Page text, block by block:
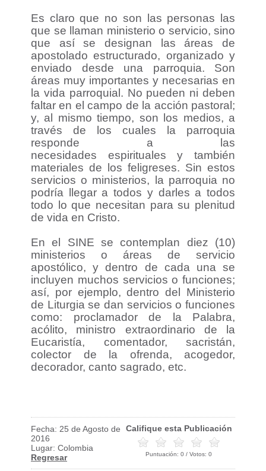
Es claro que no son las personas las
que se llaman ministerio o servicio, sino
que así se designan las áreas de
apostolado estructurado, organizado y
enviado desde una parroquia. Son
áreas muy importantes y necesarias en
la vida parroquial. No pueden ni deben
faltar en el campo de la acción pastoral;
y, al mismo tiempo, son los medios, a
través de los cuales la parroquia
responde a las
necesidades espirituales y también
materiales de los feligreses. Sin estos
servicios o ministerios, la parroquia no
podría llegar a todos y darles a todos
todo lo que necesitan para su plenitud
de vida en Cristo.
En el SINE se contemplan diez (10)
ministerios o áreas de servicio
apostólico, y dentro de cada una se
incluyen muchos servicios o funciones;
así, por ejemplo, dentro del Ministerio
de Liturgia se dan servicios o funciones
como: proclamador de la Palabra,
acólito, ministro extraordinario de la
Eucaristía, comentador, sacristán,
colector de la ofrenda, acogedor,
decorador, canto sagrado, etc.
Fecha: 25 de Agosto de
2016
Lugar: Colombia
Regresar
Califique esta Publicación
Puntuación: 0 / Votos: 0